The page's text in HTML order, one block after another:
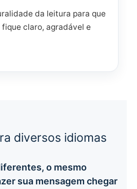
da leitura para que
claro, agradável e
diversos idiomas
o mesmo
sua mensagem chegar